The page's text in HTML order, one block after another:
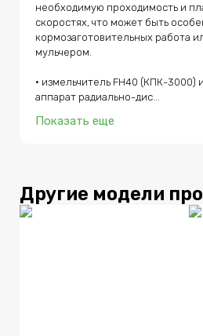
необходимую проходимость и
скоростях, что может быть
кормозаготовительных работа
мульчером.
• измельчитель FH40 (КПК-
аппарат радиально-дис...
Показать еще
Другие модели